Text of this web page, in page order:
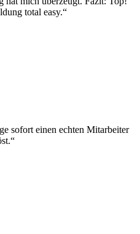
total easy.“
sofort einen echten Mitarbeiter